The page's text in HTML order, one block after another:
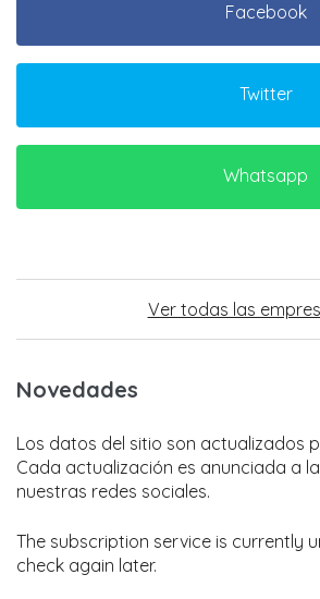
Facebook
Twitter
Whatsapp
Ver todas las
Novedades
Los datos del sitio son actualizados
Cada actualización es anunciada a
nuestras redes sociales.
The subscription service is currently
check again later.